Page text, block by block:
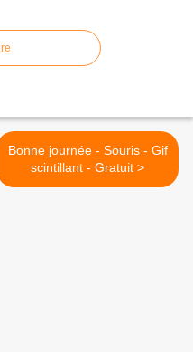
Bonne journée - Souris - Gif
scintillant - Gratuit >